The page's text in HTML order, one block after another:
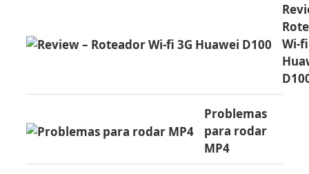
Wi-
Problemas
para rodar
MP4